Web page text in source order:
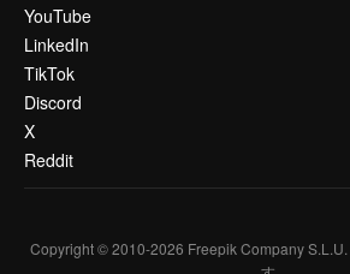
YouTube
LinkedIn
TikTok
Discord
X
Reddit
Copyright © 2010-2026 Freepik Company S.L.U.